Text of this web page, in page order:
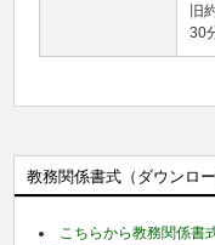
旧
30
教務関係書式（ダウンロー
こちらから教務関係書